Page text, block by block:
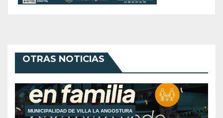
OTRAS NOTICIAS
MUNICIPALIDAD DE VILLA LA ANGOSTURA